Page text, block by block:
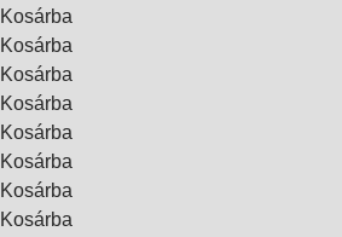
Kosárba
Kosárba
Kosárba
Kosárba
Kosárba
Kosárba
Kosárba
Kosárba